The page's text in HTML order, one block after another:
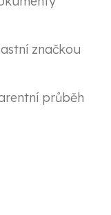
značkou
průběh